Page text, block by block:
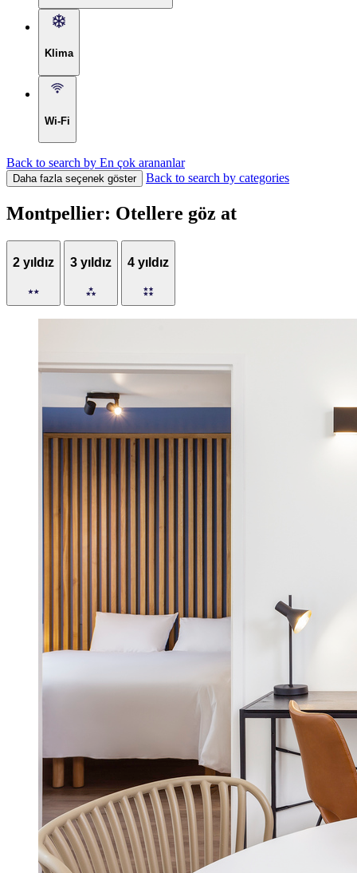
Klima
Wi-Fi
Back to search by En çok arananlar
Daha fazla seçenek göster Back to search by categories
Montpellier: Otellere göz at
2 yıldız 3 yıldız 4 yıldız